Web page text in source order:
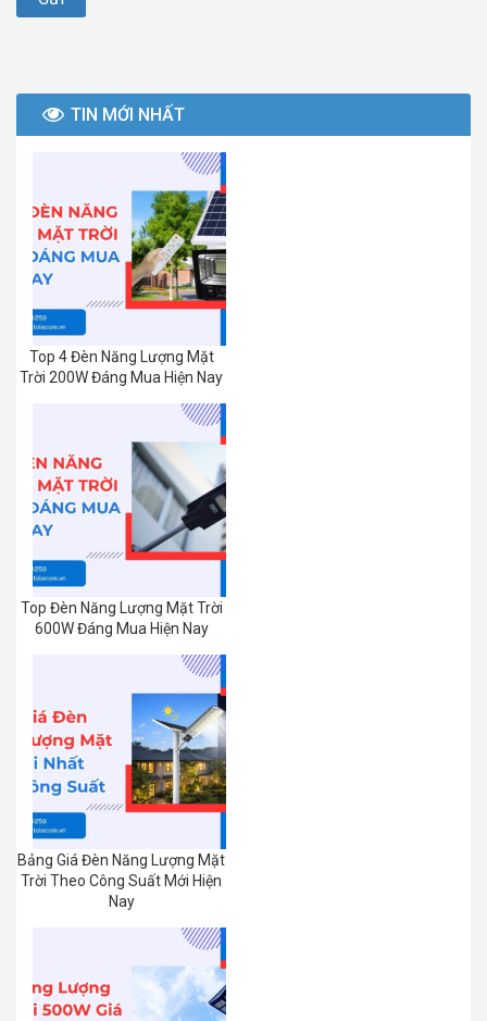
TIN MỚI NHẤT
Top 4 Đèn Năng Lượng Mặt
Trời 200W Đáng Mua Hiện Nay
Top Đèn Năng Lượng Mặt Trời
600W Đáng Mua Hiện Nay
Bảng Giá Đèn Năng Lượng Mặt
Trời Theo Công Suất Mới Hiện
Nay